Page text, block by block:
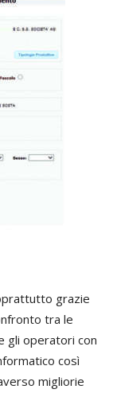
grazie
tra le
gli operatori con
così
migliorie